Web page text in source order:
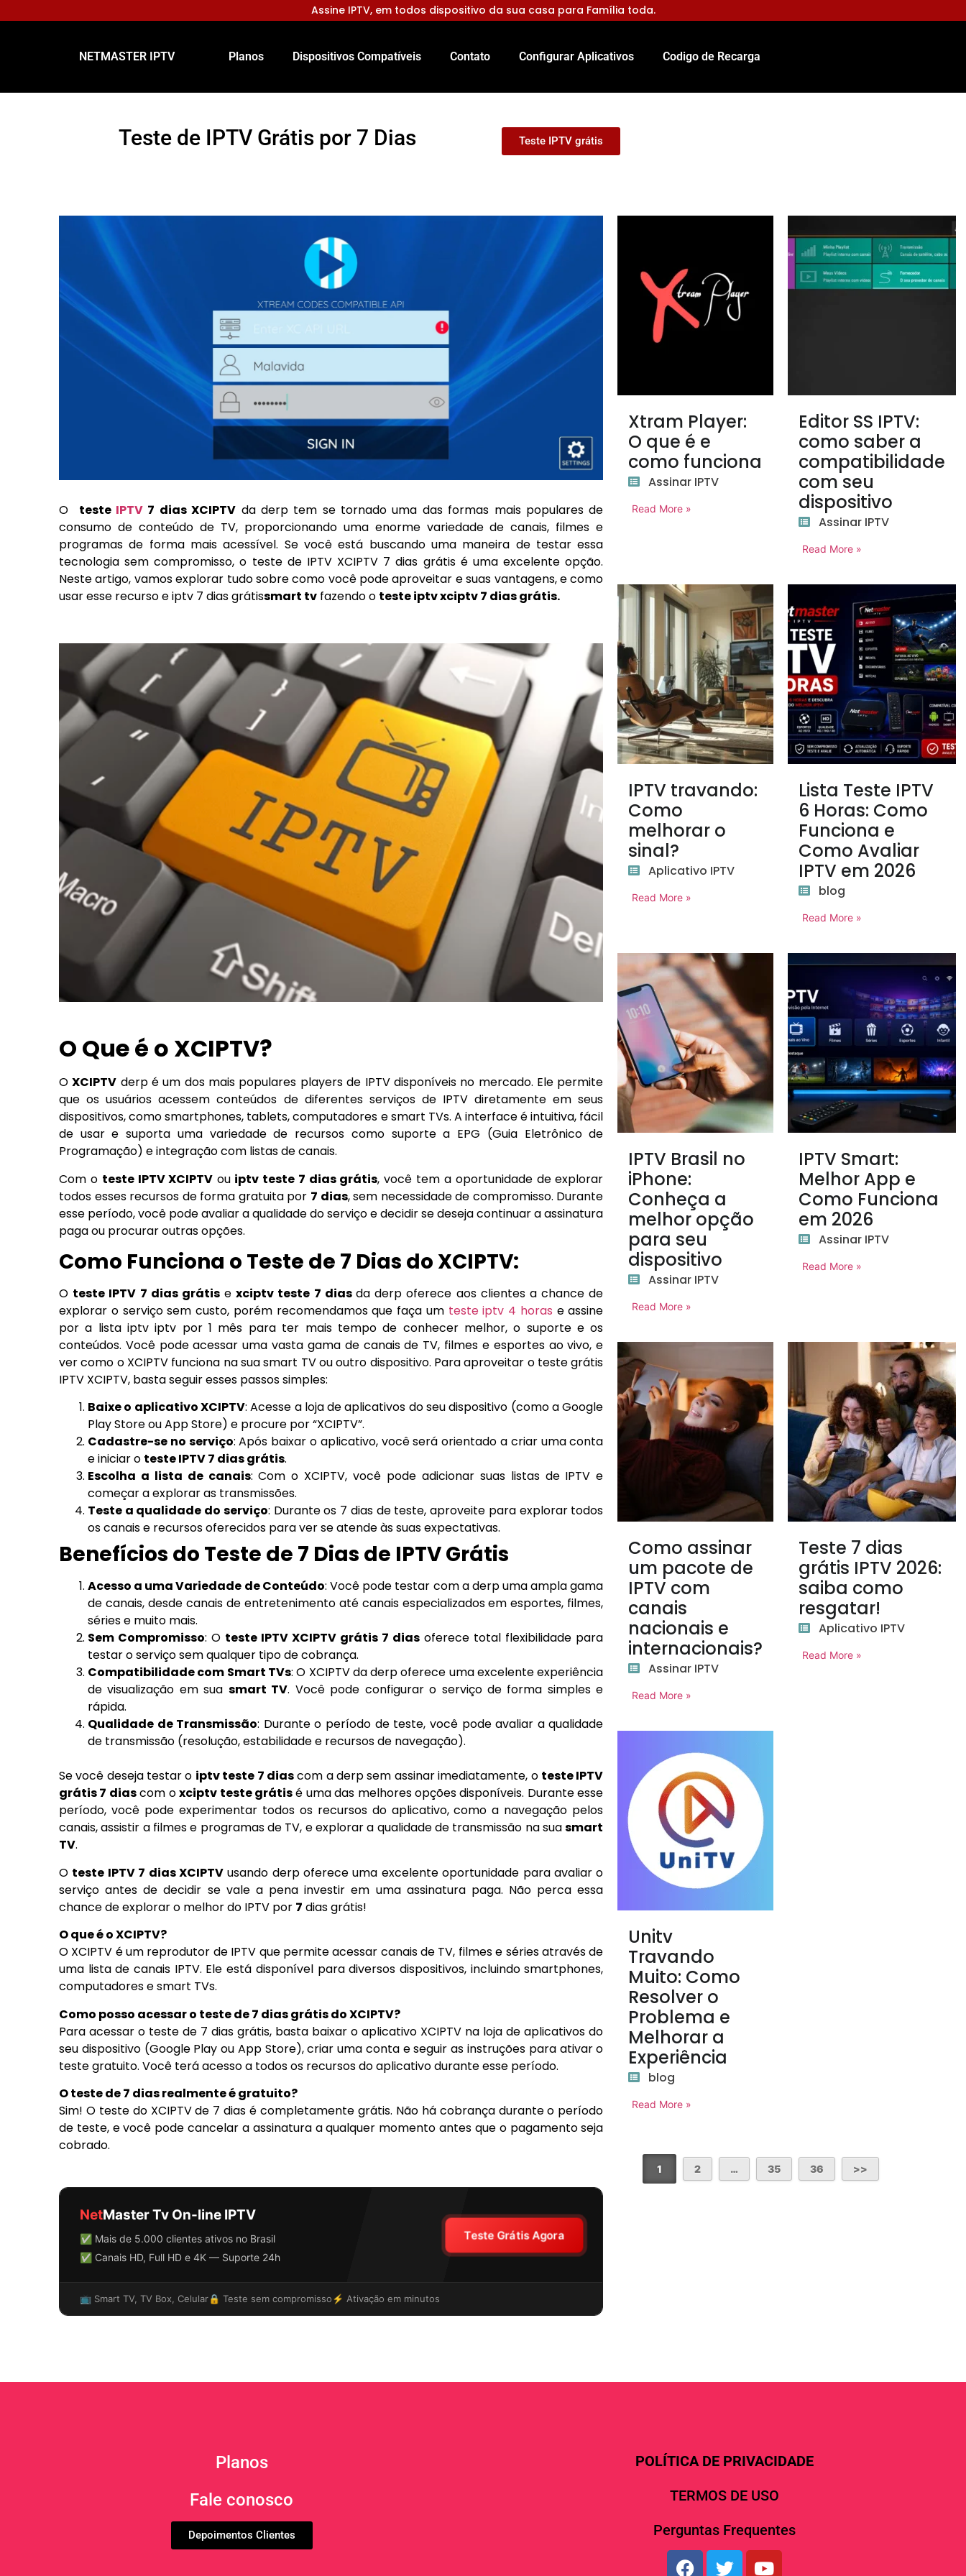
Assine IPTV, em todos dispositivo da sua casa para Família toda.
NETMASTER IPTV Planos Dispositivos Compatíveis Contato Configurar Aplicativos Codigo de Recarga
Teste de IPTV Grátis por 7 Dias Teste IPTV grátis
O teste IPTV 7 dias XCIPTV da derp tem se tornado uma das formas mais populares de
consumo de conteúdo de TV, proporcionando uma enorme variedade de canais, filmes e
programas de forma mais acessível. Se você está buscando uma maneira de testar essa
tecnologia sem compromisso, o teste de IPTV XCIPTV 7 dias grátis é uma excelente opção.
Neste artigo, vamos explorar tudo sobre como você pode aproveitar e suas vantagens, e como
usar esse recurso e iptv 7 dias grátissmart tv fazendo o teste iptv xciptv 7 dias grátis.
O Que é o XCIPTV?
OXCIPTV derp é um dos mais populares players de IPTV disponíveis no mercado. Ele permite
que os usuários acessem conteúdos de diferentes serviços de IPTV diretamente em seus
dispositivos, como smartphones, tablets, computadores e smart TVs. A interface é intuitiva, fácil
de usar e suporta uma variedade de recursos como suporte a EPG (Guia Eletrônico de
Programação) e integração com listas de canais.
Com o teste IPTV XCIPTV ou iptv teste 7 dias grátis, você tem a oportunidade de explorar
todos esses recursos de forma gratuita por 7 dias, sem necessidade de compromisso. Durante
esse período, você pode avaliar a qualidade do serviço e decidir se deseja continuar a assinatura
paga ou procurar outras opções.
Como Funciona o Teste de 7 Dias do XCIPTV:
O teste IPTV 7 dias grátisexciptv teste 7 diasda derp oferece aos clientes a chance de
explorar o serviço sem custo, porém recomendamos que faça um teste iptv 4 horas e assine
por a lista iptv iptv por 1 mês para ter mais tempo de conhecer melhor, o suporte e os
conteúdos. Você pode acessar uma vasta gama de canais de TV, filmes e esportes ao vivo, e
ver como o XCIPTV funciona na sua smart TV ou outro dispositivo. Para aproveitar o teste grátis
IPTV XCIPTV, basta seguir esses passos simples:
Baixe o aplicativo XCIPTV: Acesse a loja de aplicativos do seu dispositivo (como a Google
Play Store ou App Store) e procure por “XCIPTV”.
Cadastre-se no serviço: Após baixar o aplicativo, você será orientado a criar uma conta
e iniciar o teste IPTV 7 dias grátis.
Escolha a lista de canais: Com o XCIPTV, você pode adicionar suas listas de IPTV e
começar a explorar as transmissões.
Teste a qualidade do serviço: Durante os 7 dias de teste, aproveite para explorar todos
os canais e recursos oferecidos para ver se atende às suas expectativas.
Benefícios do Teste de 7 Dias de IPTV Grátis
Acesso a uma Variedade de Conteúdo: Você pode testar com a derp uma ampla gama
de canais, desde canais de entretenimento até canais especializados em esportes, filmes,
séries e muito mais.
Sem Compromisso: O teste IPTV XCIPTV grátis 7 dias oferece total flexibilidade para
testar o serviço sem qualquer tipo de cobrança.
Compatibilidade com Smart TVs: O XCIPTV da derp oferece uma excelente experiência
de visualização em sua smart TV. Você pode configurar o serviço de forma simples e
rápida.
Qualidade de Transmissão: Durante o período de teste, você pode avaliar a qualidade
de transmissão (resolução, estabilidade e recursos de navegação).
Se você deseja testar o iptv teste 7 diascom a derp sem assinar imediatamente, o teste IPTV
grátis 7 diascom oxciptv teste grátisé uma das melhores opções disponíveis. Durante esse
período, você pode experimentar todos os recursos do aplicativo, como a navegação pelos
canais, assistir a filmes e programas de TV, e explorar a qualidade de transmissão na suasmart
TV.
O teste IPTV 7 dias XCIPTVusando derp oferece uma excelente oportunidade para avaliar o
serviço antes de decidir se vale a pena investir em uma assinatura paga. Não perca essa
chance de explorar o melhor do IPTV por 7 dias grátis!
O que é o XCIPTV?
O XCIPTV é um reprodutor de IPTV que permite acessar canais de TV, filmes e séries através de
uma lista de canais IPTV. Ele está disponível para diversos dispositivos, incluindo smartphones,
computadores e smart TVs.
Como posso acessar o teste de 7 dias grátis do XCIPTV?
Para acessar o teste de 7 dias grátis, basta baixar o aplicativo XCIPTV na loja de aplicativos do
seu dispositivo (Google Play ou App Store), criar uma conta e seguir as instruções para ativar o
teste gratuito. Você terá acesso a todos os recursos do aplicativo durante esse período.
O teste de 7 dias realmente é gratuito?
Sim! O teste do XCIPTV de 7 dias é completamente grátis. Não há cobrança durante o período
de teste, e você pode cancelar a assinatura a qualquer momento antes que o pagamento seja
cobrado.
NetMaster Tv On-line IPTV
✅ Mais de 5.000 clientes ativos no Brasil
✅ Canais HD, Full HD e 4K — Suporte 24h
Teste Grátis Agora
📺 Smart TV, TV Box, Celular🔒 Teste sem compromisso⚡ Ativação em minutos
Xtram Player:
O que é e
como funciona
Assinar IPTV
Read More »
Editor SS IPTV:
como saber a
compatibilidade
com seu
dispositivo
Assinar IPTV
Read More »
IPTV travando:
Como
melhorar o
sinal?
Aplicativo IPTV
Read More »
Lista Teste IPTV
6 Horas: Como
Funciona e
Como Avaliar
IPTV em 2026
blog
Read More »
IPTV Brasil no
iPhone:
Conheça a
melhor opção
para seu
dispositivo
Assinar IPTV
Read More »
IPTV Smart:
Melhor App e
Como Funciona
em 2026
Assinar IPTV
Read More »
Como assinar
um pacote de
IPTV com
canais
nacionais e
internacionais?
Assinar IPTV
Read More »
Teste 7 dias
grátis IPTV 2026:
saiba como
resgatar!
Aplicativo IPTV
Read More »
Unitv
Travando
Muito: Como
Resolver o
Problema e
Melhorar a
Experiência
blog
Read More »
1 2 … 35 36
Planos
Fale conosco
Depoimentos Clientes
POLÍTICA DE PRIVACIDADE
TERMOS DE USO
Perguntas Frequentes